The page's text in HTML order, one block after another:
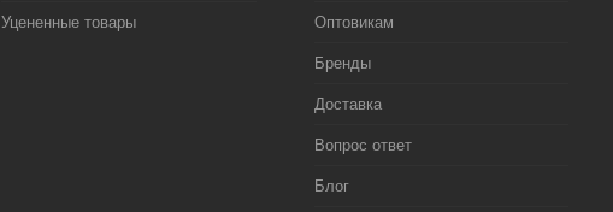
Уцененные товары Оптовикам
Бренды
Доставка
Вопрос ответ
Блог